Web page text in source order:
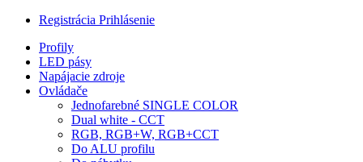
Registrácia Prihlásenie
Profily
LED pásy
Napájacie zdroje
Ovládače
Jednofarebné SINGLE COLOR
Dual white - CCT
RGB, RGB+W, RGB+CCT
Do ALU profilu